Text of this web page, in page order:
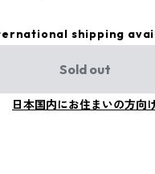
shipping
Sold out
日本国内にお住まいの方向